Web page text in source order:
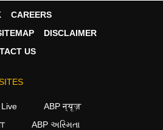
CAREERS
DISCLAIMER
US
ABP न्यूज़
ABP અસ્મિતા